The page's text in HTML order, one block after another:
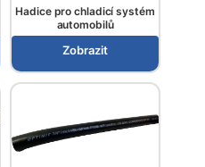
Hadice pro chladicí systém
automobilů
Zobrazit